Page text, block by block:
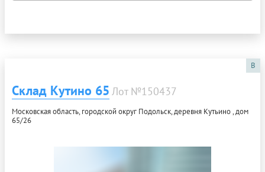
B
Склад Кутино 65 Лот №150437
Московская область, городской округ Подольск, деревня Кутьино , дом
65/26